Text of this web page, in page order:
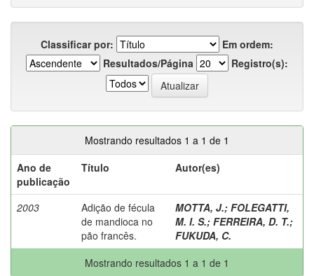
Classificar por:
Em ordem:
Resultados/Página
Registro(s):
Mostrando resultados 1 a 1 de 1
Ano de
publicação
Título Autor(es)
2003
Adição de fécula
de mandioca no
pão francês.
MOTTA, J.; FOLEGATTI,
M. I. S.; FERREIRA, D. T.;
FUKUDA, C.
Mostrando resultados 1 a 1 de 1